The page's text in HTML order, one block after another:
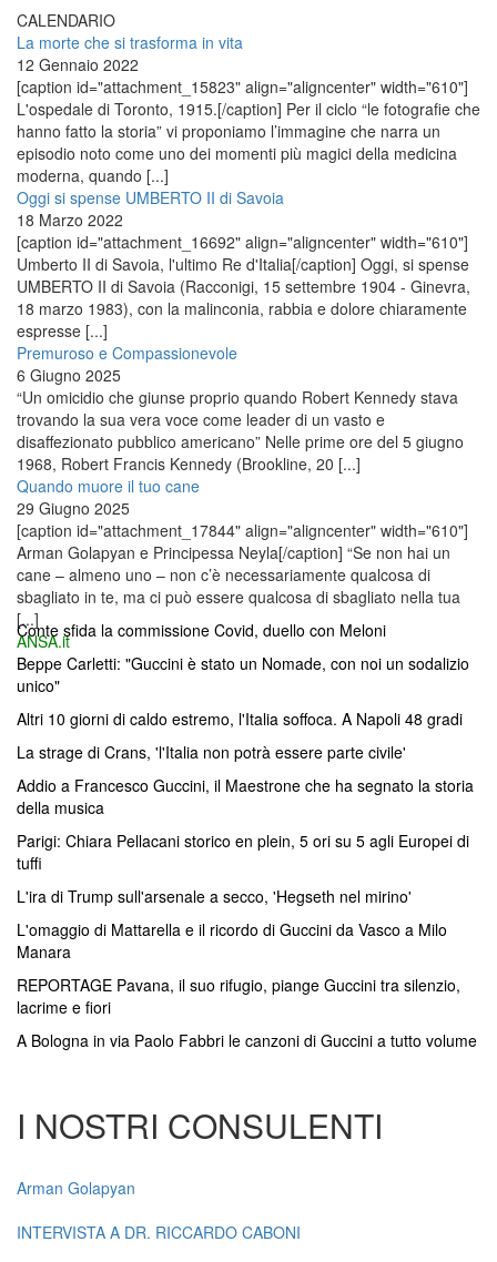
CALENDARIO
La morte che si trasforma in vita
12 Gennaio 2022
[caption id="attachment_15823" align="aligncenter" width="610"]
L'ospedale di Toronto, 1915.[/caption] Per il ciclo “le fotografie che
hanno fatto la storia” vi proponiamo l’immagine che narra un
episodio noto come uno dei momenti più magici della medicina
moderna, quando [...]
Oggi si spense UMBERTO II di Savoia
18 Marzo 2022
[caption id="attachment_16692" align="aligncenter" width="610"]
Umberto II di Savoia, l'ultimo Re d'Italia[/caption] Oggi, si spense
UMBERTO II di Savoia (Racconigi, 15 settembre 1904 - Ginevra,
18 marzo 1983), con la malinconia, rabbia e dolore chiaramente
espresse [...]
Premuroso e Compassionevole
6 Giugno 2025
“Un omicidio che giunse proprio quando Robert Kennedy stava
trovando la sua vera voce come leader di un vasto e
disaffezionato pubblico americano” Nelle prime ore del 5 giugno
1968, Robert Francis Kennedy (Brookline, 20 [...]
Quando muore il tuo cane
29 Giugno 2025
[caption id="attachment_17844" align="aligncenter" width="610"]
Arman Golapyan e Principessa Neyla[/caption] “Se non hai un
cane – almeno uno – non c’è necessariamente qualcosa di
sbagliato in te, ma ci può essere qualcosa di sbagliato nella tua
[...]
ANSA.it
Conte sfida la commissione Covid, duello con Meloni
Beppe Carletti: "Guccini è stato un Nomade, con noi un sodalizio
unico"
Altri 10 giorni di caldo estremo, l'Italia soffoca. A Napoli 48 gradi
La strage di Crans, 'l'Italia non potrà essere parte civile'
Addio a Francesco Guccini, il Maestrone che ha segnato la storia
della musica
Parigi: Chiara Pellacani storico en plein, 5 ori su 5 agli Europei di
tuffi
L'ira di Trump sull'arsenale a secco, 'Hegseth nel mirino'
L'omaggio di Mattarella e il ricordo di Guccini da Vasco a Milo
Manara
REPORTAGE Pavana, il suo rifugio, piange Guccini tra silenzio,
lacrime e fiori
A Bologna in via Paolo Fabbri le canzoni di Guccini a tutto volume
I NOSTRI CONSULENTI
Arman Golapyan
INTERVISTA A DR. RICCARDO CABONI